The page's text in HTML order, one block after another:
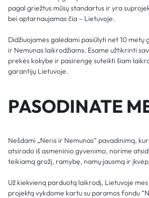
pagal griežtus mūsų standartus ir yra
bei aptarnaujamas čia – Lietuvoje.
Didžiuojamės galėdami pasiūlyti net 10 metų
ir Nemunas laikrodžiams. Esame užtikrinti
prekės kokybe ir pasirengę suteikti šiam
garantijų Lietuvoje.
PASODINATE
Nešdami „Neris ir Nemunas“ pavadinimą,
atsirado iš asmeninio gyvenimo, norime
teikiamą grožį, ramybę, namų jausmą ir
Už kiekvieną parduotą laikrodį, Lietuvoje
projektą vykdome kartu su paramos fondu